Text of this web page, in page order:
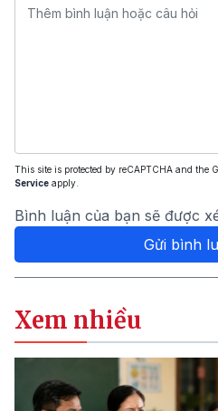
This site is protected by reCAPTCHA and the
Service apply.
Bình luận của bạn sẽ được
Gửi bình
Xem nhiều